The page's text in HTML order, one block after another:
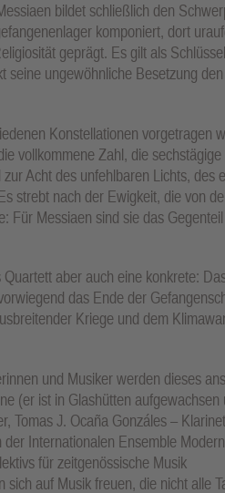
bildet schließlich den
komponiert, dort
geprägt. Es gilt als
ungewöhnliche Besetzung
Konstellationen vorgetragen
vollkommene Zahl, die
Acht des unfehlbaren Lichts, des
strebt nach der Ewigkeit, die von
Für Messiaen sind sie das
aber auch eine konkrete:
das Ende der
Kriege und dem
und Musiker werden dieses
(er ist in Glashütten aufgewachsen
Tomas J. Ocaña Gonzáles –
Internationalen Ensemble
für zeitgenössische Musik
sich auf Musik freuen, die nicht alle